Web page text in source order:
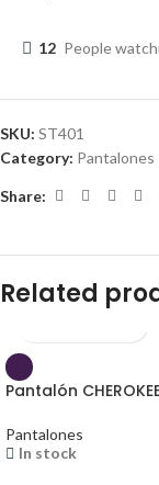
12 People
SKU: ST401
Category: Pantalones
Share:
Related
Pantalón
Pantalones
In stock